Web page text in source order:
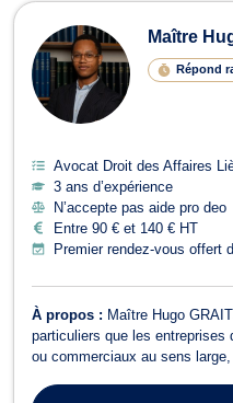
Maître
Répond
Avocat Droit des Affaires
3 ans d’expérience
N’accepte pas aide pro deo
Entre 90 € et 140 € HT
Premier rendez-vous offert
À propos : Maître Hugo
particuliers que les
ou commerciaux au sens
contractuelles, garantie des